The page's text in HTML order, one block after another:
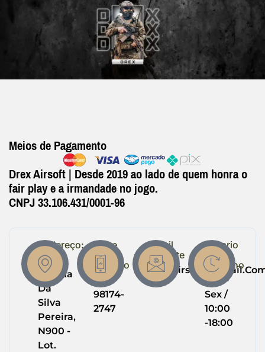
Meios de Pagamento
Drex Airsoft | Desde 2019 ao lado de quem honra o
fair play e a irmandade no jogo.
CNPJ 33.106.431/0001-96
Endereço:
R.
Helena
Da
Silva
Pereira,
N900 -
Lot.
Entre
em
Contato
(64)
98174-
2747
Email
Suporte
Horario
de
Trabalho
Seg -
Sex /
10:00
-18:00